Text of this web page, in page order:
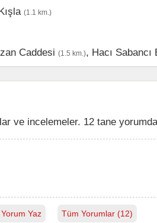
(1.1 km.)
Caddesi (1.5 km.), Hacı Sabancı
ve incelemeler. 12 tane
Yorum Yaz Tüm Yorumlar (12)